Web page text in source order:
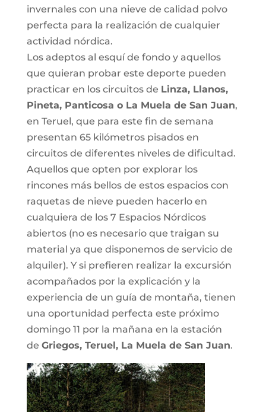
invernales con una nieve de calidad polvo
perfecta para la realización de cualquier
actividad nórdica.
Los adeptos al esquí de fondo y aquellos
que quieran probar este deporte pueden
practicar en los circuitos de Linza, Llanos,
Pineta, Panticosa o La Muela de San Juan,
en Teruel, que para este fin de semana
presentan 65 kilómetros pisados en
circuitos de diferentes niveles de dificultad.
Aquellos que opten por explorar los
rincones más bellos de estos espacios con
raquetas de nieve pueden hacerlo en
cualquiera de los 7 Espacios Nórdicos
abiertos (no es necesario que traigan su
material ya que disponemos de servicio de
alquiler). Y si prefieren realizar la excursión
acompañados por la explicación y la
experiencia de un guía de montaña, tienen
una oportunidad perfecta este próximo
domingo 11 por la mañana en la estación
de Griegos, Teruel, La Muela de San Juan.